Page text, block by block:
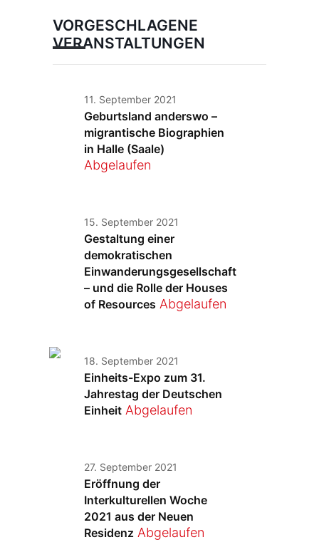
VORGESCHLAGENE
VERANSTALTUNGEN
11. September 2021
Geburtsland anderswo –
migrantische Biographien
in Halle (Saale)
Abgelaufen
15. September 2021
Gestaltung einer
demokratischen
Einwanderungsgesellschaft
– und die Rolle der Houses
of Resources Abgelaufen
18. September 2021
Einheits-Expo zum 31.
Jahrestag der Deutschen
Einheit Abgelaufen
27. September 2021
Eröffnung der
Interkulturellen Woche
2021 aus der Neuen
Residenz Abgelaufen